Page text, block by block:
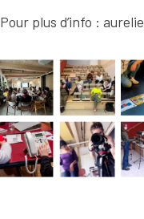
Pour plus d’info :